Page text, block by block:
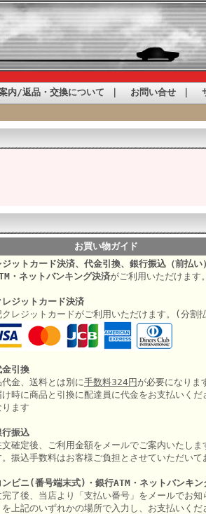
内/返品・交換について お問い合せ
お買い物ガイド
ジットカード決済、代金引換、銀行振込（前払
・ネットバンキング決済がご利用いただけます
レジットカード決済
クレジットカードがご利用いただけます。(分割
金引換
代金、送料とは別に手数料324円 が必要になりま
け時に商品と引換に配達員に代金をお支払いく
ります
行振込
文確定後、ご利用金額をメールでご案内いたし
。振込手数料はお客様ご負担とさせていただいて
ンビニ(番号端末式)・銀行ATM・ネットバンキン
完了後、当店より「支払い番号」をメールでお
を上記のいずれかの場所で入力し、お支払いく